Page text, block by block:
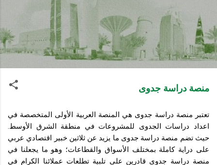
منصة دراسة جدوى
تعتبر منصة دراسة جدوى هي المنصة العربية الأولى المتخصصة في
اعداد دراسات الجدوى للمشروعات في منطقة الشرق الأوسط.
حيث تضم منصة دراسة جدوى ما يزيد عن ثلاثين خبير اقتصادي عربي
على دراية كاملة بمختلف الأسواق والقطاعات؛ وهو ما يجعلنا في
منصة دراسة جدوى قادرين على تلبية تطلعات عملائنا الكرام في